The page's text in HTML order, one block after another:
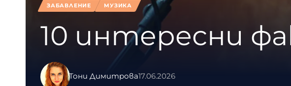
ЗАБАВЛЕНИЕ МУЗИКА
10 интересни
Тони Димитрова17.06.2026